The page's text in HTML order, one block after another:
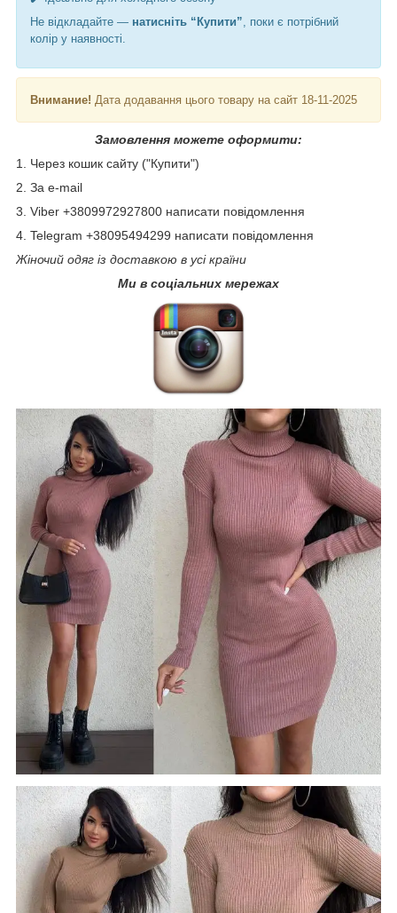
Не відкладайте — натисніть “Купити” , поки є потрібний
колір у наявності.
Внимание! Дата додавання цього товару на сайт 18-11-2025
Замовлення можете оформити:
1. Через кошик сайту ("Купити")
2. За e-mail
3. Viber +3809972927800 написати повідомлення
4. Telegram +38095494299 написати повідомлення
Жіночий одяг із доставкою в усі країни
Ми в соціальних мережах